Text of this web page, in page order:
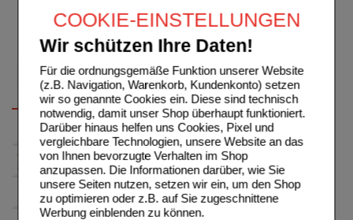
COOKIE-EINSTELLUNGEN
Wir schützen Ihre Daten!
Für die ordnungsgemäße Funktion unserer Website
(z.B. Navigation, Warenkorb, Kundenkonto) setzen
wir so genannte Cookies ein. Diese sind technisch
notwendig, damit unser Shop überhaupt funktioniert.
Darüber hinaus helfen uns Cookies, Pixel und
vergleichbare Technologien, unsere Website an das
von Ihnen bevorzugte Verhalten im Shop
anzupassen. Die Informationen darüber, wie Sie
unsere Seiten nutzen, setzen wir ein, um den Shop
zu optimieren oder z.B. auf Sie zugeschnittene
Werbung einblenden zu können.